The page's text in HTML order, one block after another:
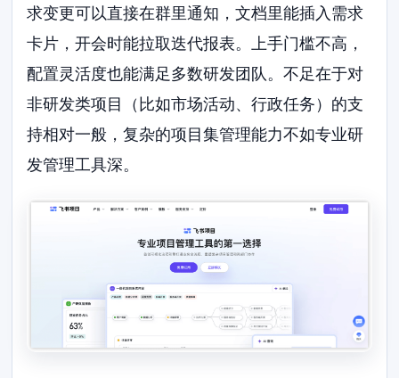
求变更可以直接在群里通知，文档里能插入需求
卡片，开会时能拉取迭代报表。上手门槛不高，
配置灵活度也能满足多数研发团队。不足在于对
非研发类项目（比如市场活动、行政任务）的支
持相对一般，复杂的项目集管理能力不如专业研
发管理工具深。